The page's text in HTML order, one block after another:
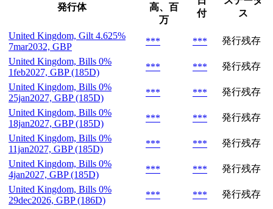
発行体
高、百
万
付
ス
United Kingdom, Gilt 4.625%
7mar2032, GBP
*** ***
発行残存
United Kingdom, Bills 0%
1feb2027, GBP (185D)
*** ***
発行残存
United Kingdom, Bills 0%
25jan2027, GBP (185D)
*** ***
発行残存
United Kingdom, Bills 0%
18jan2027, GBP (185D)
*** ***
発行残存
United Kingdom, Bills 0%
11jan2027, GBP (185D)
*** ***
発行残存
United Kingdom, Bills 0%
4jan2027, GBP (185D)
*** ***
発行残存
United Kingdom, Bills 0%
29dec2026, GBP (186D)
*** ***
発行残存